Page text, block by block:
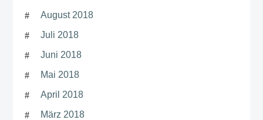
August 2018
Juli 2018
Juni 2018
Mai 2018
April 2018
März 2018